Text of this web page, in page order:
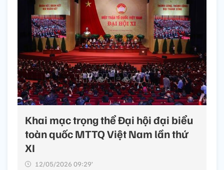
Khai mạc trọng thể Đại hội đại biểu
toàn quốc MTTQ Việt Nam lần thứ
XI
12/05/2026 09:29’